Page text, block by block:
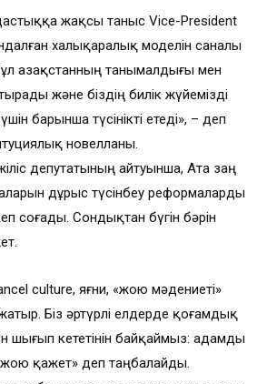
жақсы таныс Vice-President
халықаралық моделін саналы
Қазақстанның танымалдығы мен
және біздің билік жүйемізді
барынша түсінікті етеді», – деп
новелланы.
депутатының айтуынша, Ата заң
дұрыс түсінбеу реформаларды
соғады. Сондықтан бүгін бәрін
culture, яғни, «жою мәдениеті»
Біз әртүрлі елдерде қоғамдық
шығып кететінін байқаймыз: адамды
қажет» деп таңбалайды.